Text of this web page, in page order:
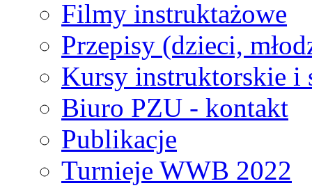
Filmy instruktażowe
Przepisy (dzieci,
Kursy instruktorskie i
Biuro PZU - kontakt
Publikacje
Turnieje WWB 2022